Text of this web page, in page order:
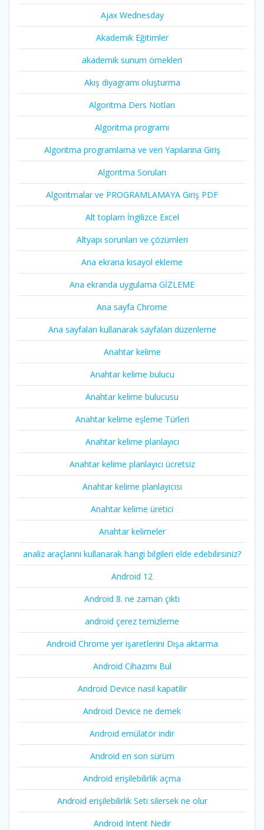
Ajax Wednesday
Akademik Eğitimler
akademik sunum örnekleri
Akış diyagramı oluşturma
Algoritma Ders Notları
Algoritma programı
Algoritma programlama ve veri Yapılarına Giriş
Algoritma Soruları
Algoritmalar ve PROGRAMLAMAYA Giriş PDF
Alt toplam İngilizce Excel
Altyapı sorunları ve çözümleri
Ana ekrana kısayol ekleme
Ana ekranda uygulama GİZLEME
Ana sayfa Chrome
Ana sayfaları kullanarak sayfaları düzenleme
Anahtar kelime
Anahtar kelime bulucu
Anahtar kelime bulucusu
Anahtar kelime eşleme Türleri
Anahtar kelime planlayıcı
Anahtar kelime planlayıcı ücretsiz
Anahtar kelime planlayıcısı
Anahtar kelime üretici
Anahtar kelimeler
analiz araçlarını kullanarak hangi bilgileri elde edebilirsiniz?
Android 12
Android 8. ne zaman çıktı
android çerez temizleme
Android Chrome yer işaretlerini Dışa aktarma
Android Cihazımı Bul
Android Device nasıl kapatilir
Android Device ne demek
Android emülatör indir
Android en son sürüm
Android erişilebilirlik açma
Android erişilebilirlik Seti silersek ne olur
Android Intent Nedir